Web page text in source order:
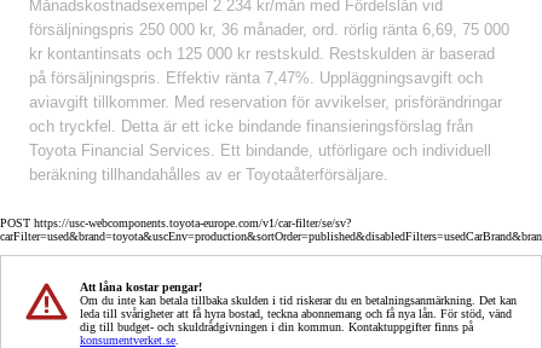
Månadskostnadsexempel 2 234 kr/mån med Fördelslån vid
försäljningspris 250 000 kr, 36 månader, ord. rörlig ränta 6,69, 75 000
kr kontantinsats och 125 000 kr restskuld. Restskulden är baserad
på försäljningspris. Effektiv ränta 7,47%. Uppläggningsavgift och
aviavgift tillkommer. Med reservation för avvikelser, prisförändringar
och tryckfel. Detta är ett icke bindande finansieringsförslag från
Toyota Financial Services. Ett bindande, utförligare och individuell
beräkning tillhandahålles av er Toyotaåterförsäljare.
POST https://usc-webcomponents.toyota-europe.com/v1/car-filter/se/sv?
Att låna kostar pengar!
Om du inte kan betala tillbaka skulden i tid riskerar du en betalningsanmärkning. Det kan
leda till svårigheter att få hyra bostad, teckna abonnemang och få nya lån. För stöd, vänd
dig till budget- och skuldrådgivningen i din kommun. Kontaktuppgifter finns på
konsumentverket.se